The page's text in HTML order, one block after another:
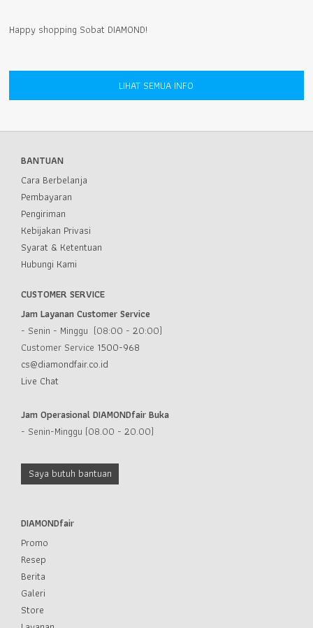
Happy shopping Sobat DIAMOND!
LIHAT SEMUA INFO
BANTUAN
Cara Berbelanja
Pembayaran
Pengiriman
Kebijakan Privasi
Syarat & Ketentuan
Hubungi Kami
CUSTOMER SERVICE
Jam Layanan Customer Service
- Senin - Minggu (08:00 - 20:00)
Customer Service 1500-968
cs@diamondfair.co.id
Live Chat
Jam Operasional DIAMONDfair Buka
- Senin-Minggu (08.00 - 20.00)
Saya butuh bantuan
DIAMONDfair
Promo
Resep
Berita
Galeri
Store